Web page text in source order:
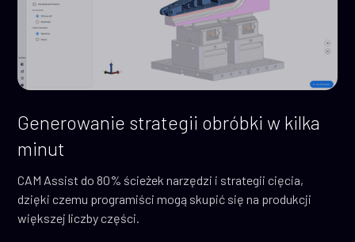
Generowanie strategii obróbki w kilka
minut
CAM Assist do 80% ścieżek narzędzi i strategii cięcia,
dzięki czemu programiści mogą skupić się na produkcji
większej liczby części.